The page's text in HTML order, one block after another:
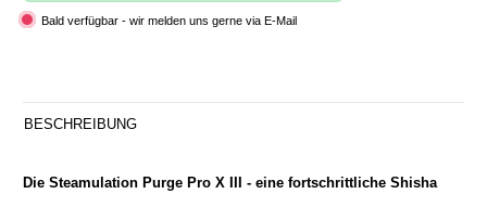
Bald verfügbar - wir melden uns gerne via E-Mail
BESCHREIBUNG
Die Steamulation Purge Pro X III - eine fortschrittliche Shisha